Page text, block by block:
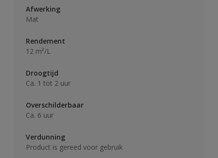
Afwerking
Mat
Rendement
12 m²/L
Droogtijd
Ca. 1 tot 2 uur
Overschilderbaar
Ca. 6 uur
Verdunning
Product is gereed voor gebruik